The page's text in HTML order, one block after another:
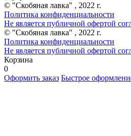
© "Скобяная лавка" , 2022 г.
Политика конфиденциальности
Не является публичной офертой
© "Скобяная лавка" , 2022 г.
Политика конфиденциальности
Не является публичной офертой
Корзина
0
Оформить заказ Быстрое